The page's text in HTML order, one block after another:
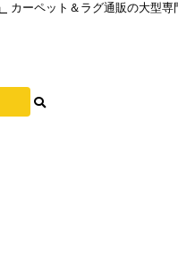
カーペット＆ラグ通販の大型専